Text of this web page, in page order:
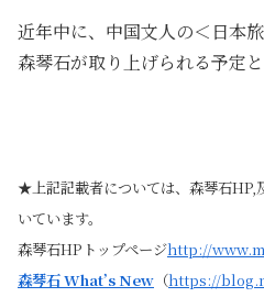
近年中に、中国文人の＜日本
森琴石が取り上げられる予定と
★上記記載者については、森琴石HP,
いています。
森琴石HPトップページhttp://
森琴石What’s New （https://